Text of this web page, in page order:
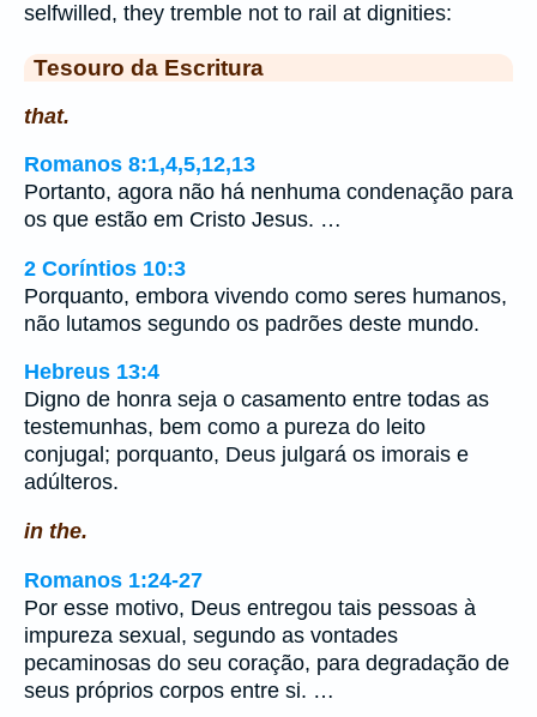
selfwilled, they tremble not to rail at dignities:
Tesouro da Escritura
that.
Romanos 8:1,4,5,12,13
Portanto, agora não há nenhuma condenação para
os que estão em Cristo Jesus. …
2 Coríntios 10:3
Porquanto, embora vivendo como seres humanos,
não lutamos segundo os padrões deste mundo.
Hebreus 13:4
Digno de honra seja o casamento entre todas as
testemunhas, bem como a pureza do leito
conjugal; porquanto, Deus julgará os imorais e
adúlteros.
in the.
Romanos 1:24-27
Por esse motivo, Deus entregou tais pessoas à
impureza sexual, segundo as vontades
pecaminosas do seu coração, para degradação de
seus próprios corpos entre si. …